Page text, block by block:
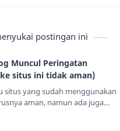
postingan ini
Muncul Peringatan
situs ini tidak aman)
situs yang sudah menggunakan
aman, namun ada juga
terdeteksi tidak aman.Di
memberikan solusi untuk b…